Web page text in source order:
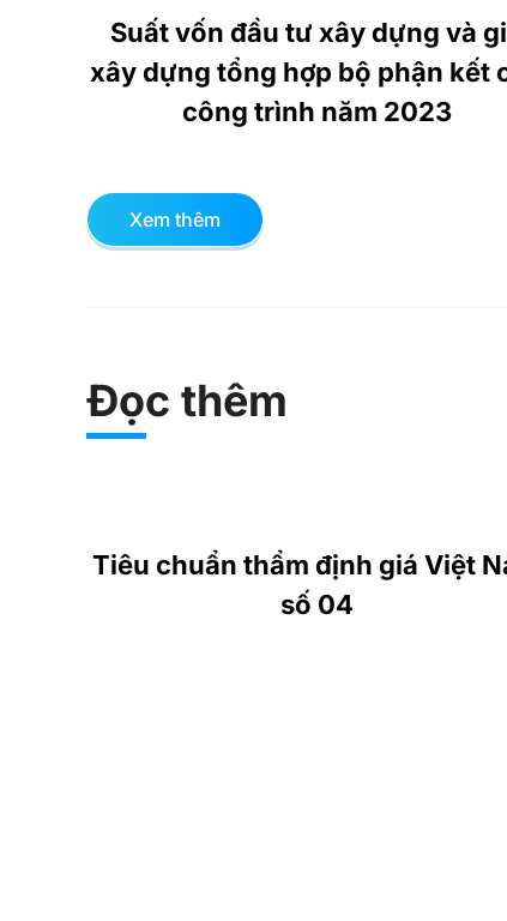
Suất vốn đầu tư xây dựng và
xây dựng tổng hợp bộ phận kết
công trình năm 2023
Xem thêm
Đọc thêm
Tiêu chuẩn thẩm định giá Việt
số 04